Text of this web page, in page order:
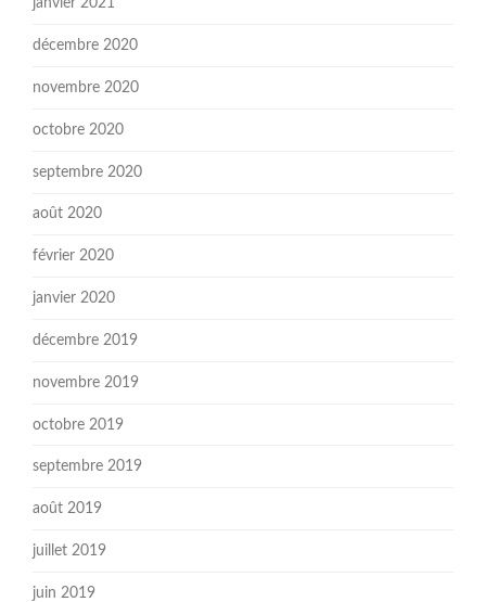
janvier 2021
décembre 2020
novembre 2020
octobre 2020
septembre 2020
août 2020
février 2020
janvier 2020
décembre 2019
novembre 2019
octobre 2019
septembre 2019
août 2019
juillet 2019
juin 2019